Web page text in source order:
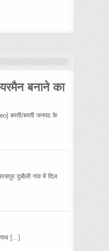
बनाने का
बस्ती/बस्ती जनपद के
दुबौली गांव में दिल
[...]